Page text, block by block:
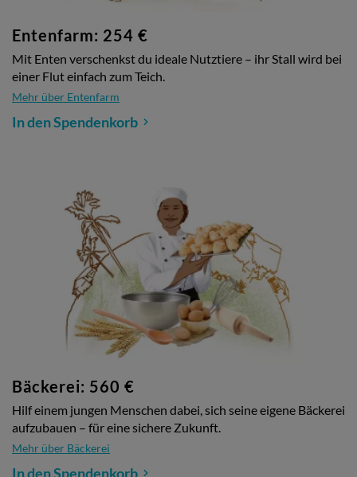
Entenfarm: 254 €
Mit Enten verschenkst du ideale Nutztiere – ihr Stall wird bei
einer Flut einfach zum Teich.
Mehr über Entenfarm
In den Spendenkorb
Bäckerei: 560 €
Hilf einem jungen Menschen dabei, sich seine eigene Bäckerei
aufzubauen – für eine sichere Zukunft.
Mehr über Bäckerei
In den Spendenkorb